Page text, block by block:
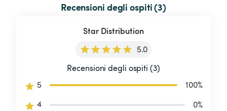
Recensioni degli ospiti (3)
Star Distribution
5.0
Recensioni degli ospiti (3)
5
100%
4
0%